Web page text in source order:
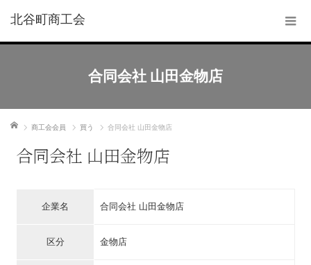
北谷町商工会
合同会社 山田金物店
ホーム 商工会会員 買う 合同会社 山田金物店
合同会社 山田金物店
企業名 合同会社 山田金物店
区分 金物店